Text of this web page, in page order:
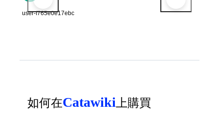
user-f765e0e17ebc
如何在Catawiki 上購買